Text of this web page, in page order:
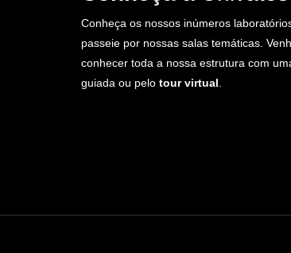
Conheça os nossos inúmeros
passeie por nossas salas temáticas.
conhecer toda a nossa estrutura com
guiada ou pelo tour virtual